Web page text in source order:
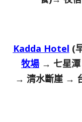
Kadda Hotel (
牧場 → 七星
→ 清水斷崖 →